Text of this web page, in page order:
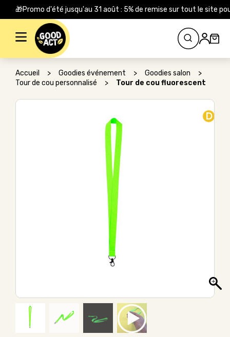
🎁Promo d'été jusqu'au 31 août : 5% de remise sur tout le site
Rechercher :
Accueil > Goodies événement > Goodies salon
>
Tour de cou personnalisé
> Tour de cou fluorescent
D